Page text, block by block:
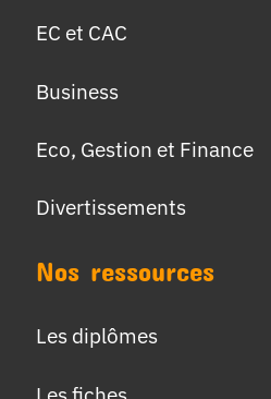
EC et CAC
Business
Eco, Gestion et Finance
Divertissements
Nos ressources
Les diplômes
Les fiches